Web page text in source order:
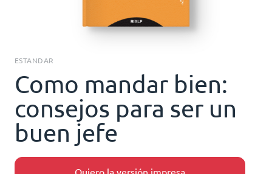
ESTANDAR
Como mandar bien:
consejos para ser un
buen jefe
Quiero la versión impresa